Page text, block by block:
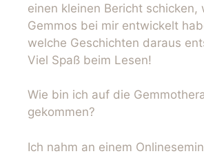
einen kleinen Bericht schicken,
Gemmos bei mir entwickelt
welche Geschichten daraus
Viel Spaß beim Lesen!
Wie bin ich auf die
gekommen?
Ich nahm an einem